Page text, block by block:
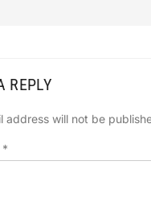
REPLY
address will not be
*